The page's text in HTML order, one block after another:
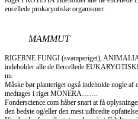
encellede prokaryotiske organismer.
MAMMUT
RIGERNE FUNGI (svamperiget),
indeholder alle de flercellede
nu.
Måske bør planteriget også indeholde nogle af
medtages i riget MONERA…….
Fonderscience.com håber snart at få
den bedste og/eller den mest udbredte